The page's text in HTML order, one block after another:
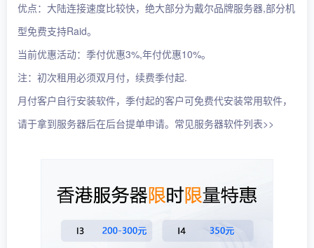
优点：大陆连接速度比较快，绝大部分为戴尔品牌服务器,部分机
型免费支持Raid。
当前优惠活动：季付优惠3%,年付优惠10%。
注：初次租用必须双月付，续费季付起.
月付客户自行安装软件，季付起的客户可免费代安装常用软件，
请于拿到服务器后在后台提单申请。常见服务器软件列表>>